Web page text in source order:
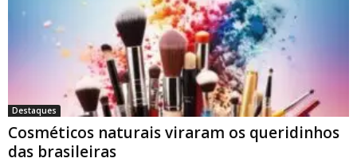
Destaques
Cosméticos naturais viraram os queridinhos
das brasileiras